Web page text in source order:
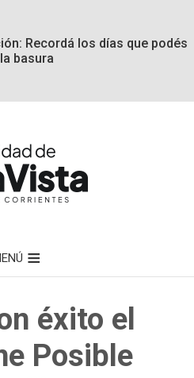
Recordá los días que podés
basura
éxito el
Posible